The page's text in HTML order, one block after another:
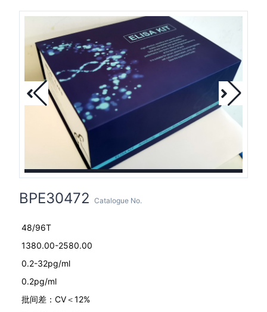
BPE30472 Catalogue No.
48/96T
1380.00-2580.00
0.2-32pg/ml
0.2pg/ml
批间差：CV＜12%